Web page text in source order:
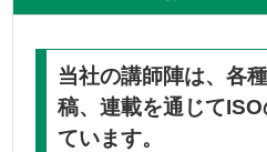
当社の講師陣は、各
稿、連載を通じて
ています。